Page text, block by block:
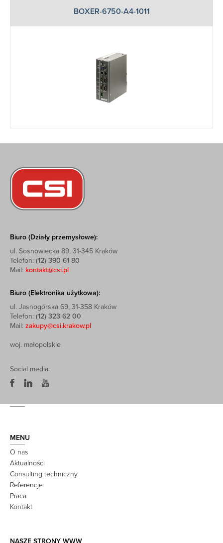
BOXER-6750-A4-1011
Biuro (Działy przemysłowe):
ul. Sosnowiecka 89, 31-345 Kraków
Telefon: (12) 390 61 80
Mail: kontakt@csi.pl
Biuro (Elektronika użytkowa):
ul. Jasnogórska 69, 31-358 Kraków
Telefon: (12) 323 62 00
Mail: zakupy@csi.krakow.pl
woj. małopolskie
Social media:
MENU
O nas
Aktualności
Consulting techniczny
Referencje
Praca
Kontakt